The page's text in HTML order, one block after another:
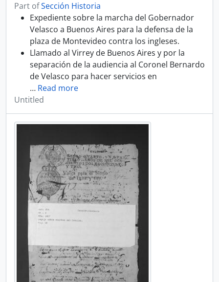
Part ofSección Historia
Expediente sobre la marcha del Gobernador
Velasco a Buenos Aires para la defensa de la
plaza de Montevideo contra los ingleses.
Llamado al Virrey de Buenos Aires y por la
separación de la audiencia al Coronel Bernardo
de Velasco para hacer servicios en
… Read more
Untitled